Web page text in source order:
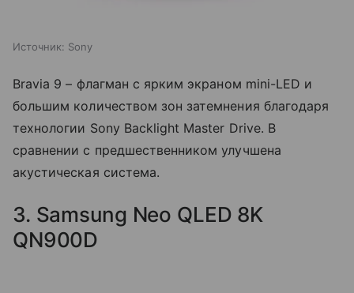
Источник: Sony
Bravia 9 – флагман с ярким экраном mini-LED и
большим количеством зон затемнения благодаря
технологии Sony Backlight Master Drive. В
сравнении с предшественником улучшена
акустическая система.
3. Samsung Neo QLED 8K
QN900D